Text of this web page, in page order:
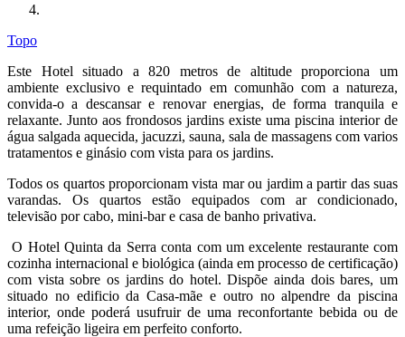
Topo
Este Hotel situado a 820 metros de altitude proporciona um
ambiente exclusivo e requintado em comunhão com a natureza,
convida-o a descansar e renovar energias, de forma tranquila e
relaxante. Junto aos frondosos jardins existe uma piscina interior de
água salgada aquecida, jacuzzi, sauna, sala de massagens com varios
tratamentos e ginásio com vista para os jardins.
Todos os quartos proporcionam vista mar ou jardim a partir das suas
varandas. Os quartos estão equipados com ar condicionado,
televisão por cabo, mini-bar e casa de banho privativa.
O Hotel Quinta da Serra conta com um excelente restaurante com
cozinha internacional e biológica (ainda em processo de certificação)
com vista sobre os jardins do hotel. Dispõe ainda dois bares, um
situado no edificio da Casa-mãe e outro no alpendre da piscina
interior, onde poderá usufruir de uma reconfortante bebida ou de
uma refeição ligeira em perfeito conforto.